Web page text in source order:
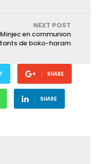
NEXT POST
en communion
de boko-haram
SHARE
SHARE